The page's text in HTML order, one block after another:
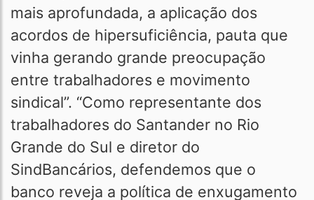
mais aprofundada, a aplicação dos
acordos de hipersuficiência, pauta que
vinha gerando grande preocupação
entre trabalhadores e movimento
sindical”. “Como representante dos
trabalhadores do Santander no Rio
Grande do Sul e diretor do
SindBancários, defendemos que o
banco reveja a política de enxugamento